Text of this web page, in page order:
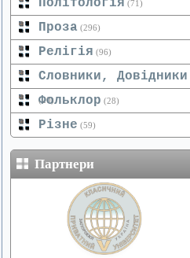
Політологія (71)
Проза (296)
Релігія (96)
Словники, Довідники
(20)
Фольклор (28)
Різне (59)
Партнери